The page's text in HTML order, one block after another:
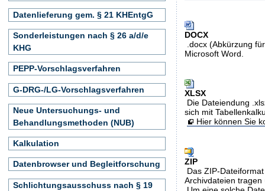
DOCX
.docx (Abkürzung
Microsoft Word.
XLSX
Die Dateiendung
sich mit
Hier können Sie
ZIP
Das ZIP-
Archivdateien
Datenlieferung gem. § 21 KHEntgG
Sonderleistungen nach § 26 a/d/e
KHG
PEPP-Vorschlagsverfahren
G-DRG-/LG-Vorschlagsverfahren
Neue Untersuchungs- und
Behandlungsmethoden (NUB)
Kalkulation
Datenbrowser und Begleitforschung
Schlichtungsausschuss nach § 19